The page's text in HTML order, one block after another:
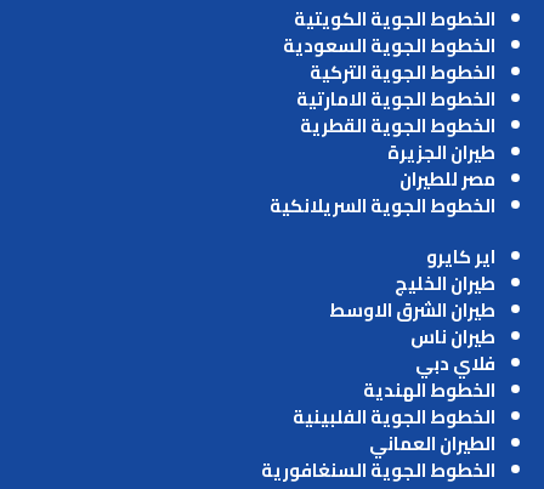
الخطوط الجوية الكويتية
الخطوط الجوية السعودية
الخطوط الجوية التركية
الخطوط الجوية الامارتية
الخطوط الجوية القطرية
طيران الجزيرة
مصر للطيران
الخطوط الجوية السريلانكية
اير كايرو
طيران الخليج
طيران الشرق الاوسط
طيران ناس
فلاي دبي
الخطوط الهندية
الخطوط الجوية الفلبينية
الطيران العماني
الخطوط الجوية السنغافورية